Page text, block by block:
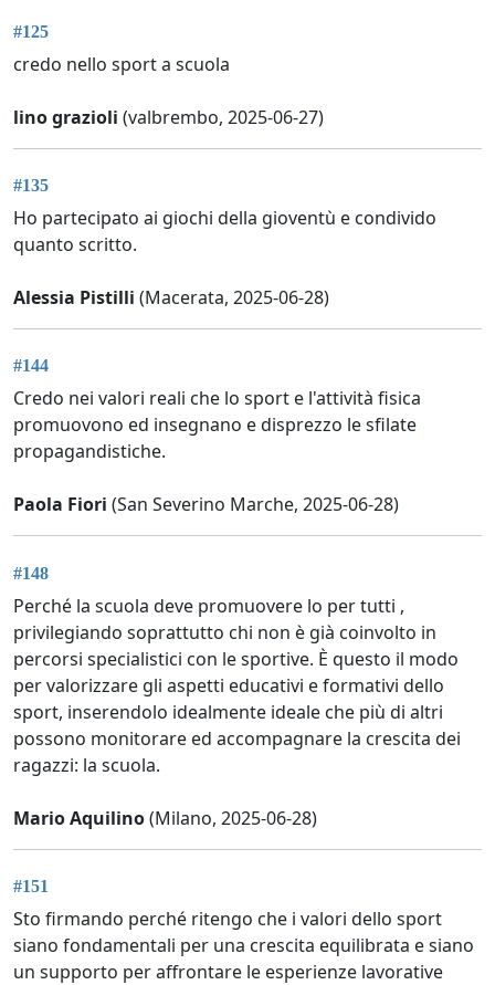
#125
credo nello sport a scuola
lino grazioli (valbrembo, 2025-06-27)
#135
Ho partecipato ai giochi della gioventù e condivido
quanto scritto.
Alessia Pistilli (Macerata, 2025-06-28)
#144
Credo nei valori reali che lo sport e l'attività fisica
promuovono ed insegnano e disprezzo le sfilate
propagandistiche.
Paola Fiori (San Severino Marche, 2025-06-28)
#148
Perché la scuola deve promuovere lo per tutti ,
privilegiando soprattutto chi non è già coinvolto in
percorsi specialistici con le sportive. È questo il modo
per valorizzare gli aspetti educativi e formativi dello
sport, inserendolo idealmente ideale che più di altri
possono monitorare ed accompagnare la crescita dei
ragazzi: la scuola.
Mario Aquilino(Milano, 2025-06-28)
#151
Sto firmando perché ritengo che i valori dello sport
siano fondamentali per una crescita equilibrata e siano
un supporto per affrontare le esperienze lavorative